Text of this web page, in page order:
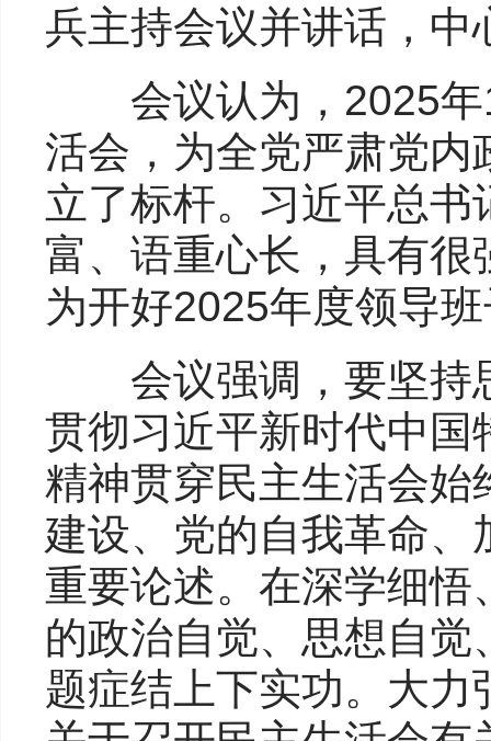
兵主持会议并讲话，
会议认为，2025年
活会，为全党严肃党
立了标杆。习近平总
富、语重心长，具有
为开好2025年度领导
会议强调，要坚持
贯彻习近平新时代中
精神贯穿民主生活会
建设、党的自我革命
重要论述。在深学细
的政治自觉、思想自
题症结上下实功。大